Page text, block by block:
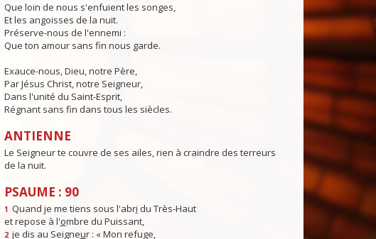
Que loin de nous s'enfuient les songes,
Et les angoisses de la nuit.
Préserve-nous de l'ennemi :
Que ton amour sans fin nous garde.
Exauce-nous, Dieu, notre Père,
Par Jésus Christ, notre Seigneur,
Dans l'unité du Saint-Esprit,
Régnant sans fin dans tous les siècles.
ANTIENNE
Le Seigneur te couvre de ses ailes, rien à craindre des terreurs
de la nuit.
PSAUME : 90
1 Quand je me tiens sous l'abri du Très-Haut
et repose à l'ombre du Puissant,
2 je dis au Seigneur : « Mon refuge,